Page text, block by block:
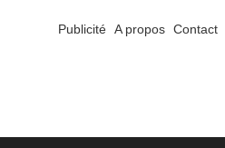
Publicité A propos Contact